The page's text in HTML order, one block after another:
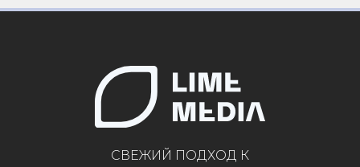
СВЕЖИЙ ПОДХОД К